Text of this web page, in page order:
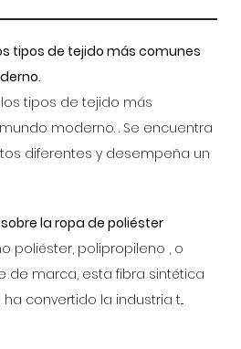
tipos de tejido más comunes
tipos de tejido más
moderno. . Se encuentra
diferentes y desempeña un
la ropa de poliéster
poliéster, polipropileno , o
de marca, esta fibra sintética
convertido la industria t...